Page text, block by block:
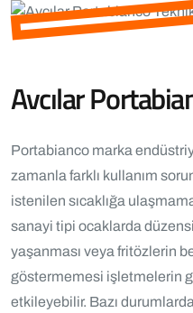
Avcılar
Portabianco marka
zamanla farklı kullanım
istenilen sıcaklığa
sanayi tipi ocaklarda
yaşanması veya fritözlerin
göstermemesi işletmelerin
etkileyebilir. Bazı